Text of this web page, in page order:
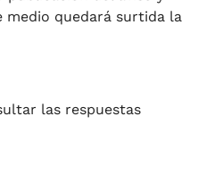
medio quedará surtida la
las respuestas